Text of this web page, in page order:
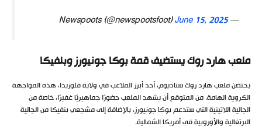
— Newspoots (@newspootsfoot)
June 15, 2025
ملعب هارد روك يستضيف قمة بوكا جونيورز وبنفيكا
يحتضن ملعب هارد روك ستاديوم، أحد أبرز الملاعب في ولاية فلوريدا، هذه المواجهة
الكروية الهامة. من المتوقع أن يشهد الملعب حضورًا جماهيريًا غفيرًا، خاصة من
الجالية اللاتينية التي ستدعم بوكا جونيورز، بالإضافة إلى مشجعي بنفيكا من الجالية
البرتغالية والأوروبية في أمريكا الشمالية.